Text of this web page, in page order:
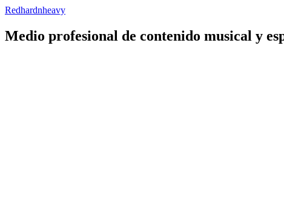
Redhardnheavy
Medio profesional de contenido musical y